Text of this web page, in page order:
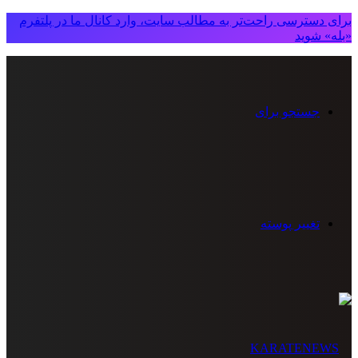
برای دسترسی راحت‌تر به مطالب سایت، وارد کانال ما در پلتفرم
«بله» شوید
جستجو برای
تغییر پوسته